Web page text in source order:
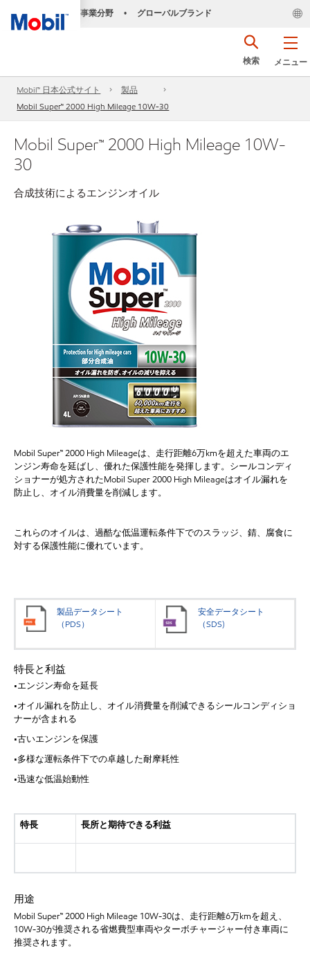
事業分野 • グローバルブランド
メニュー
検索
Mobil™ 日本公式サイト
製品
Mobil Super™ 2000 High Mileage 10W-30
Mobil Super™ 2000 High Mileage 10W-
30
合成技術によるエンジンオイル
Mobil Super™ 2000 High Mileageは、走行距離6万kmを超えた車両のエ
ンジン寿命を延ばし、優れた保護性能を発揮します。シールコンディ
ショナーが処方されたMobil Super 2000 High Mileageはオイル漏れを
防止し、オイル消費量を削減します。
これらのオイルは、過酷な低温運転条件下でのスラッジ、錆、腐食に
対する保護性能に優れています。
製品データシート
（PDS）
安全データシート
（SDS)
特長と利益
•エンジン寿命を延長
•オイル漏れを防止し、オイル消費量を削減できるシールコンディショ
ナーが含まれる
•古いエンジンを保護
•多様な運転条件下での卓越した耐摩耗性
•迅速な低温始動性
特長 長所と期待できる利益
用途
Mobil Super™ 2000 High Mileage 10W-30は、走行距離6万kmを超え、
10W-30が推奨される省燃費型車両やターボチャージャー付き車両に
推奨されます。